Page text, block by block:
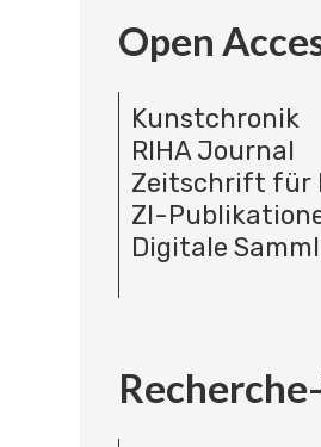
Open
Kunstchronik
RIHA Journal
Zeitschrift für
ZI-
Digitale